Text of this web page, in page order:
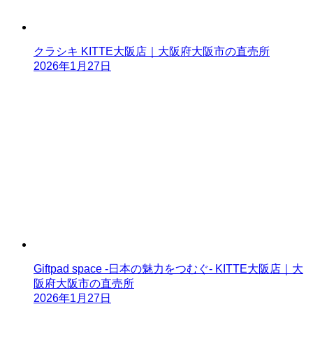
クラシキ KITTE大阪店｜大阪府大阪市の直売所
2026年1月27日
Giftpad space -日本の魅力をつむぐ- KITTE大阪店｜大
阪府大阪市の直売所
2026年1月27日